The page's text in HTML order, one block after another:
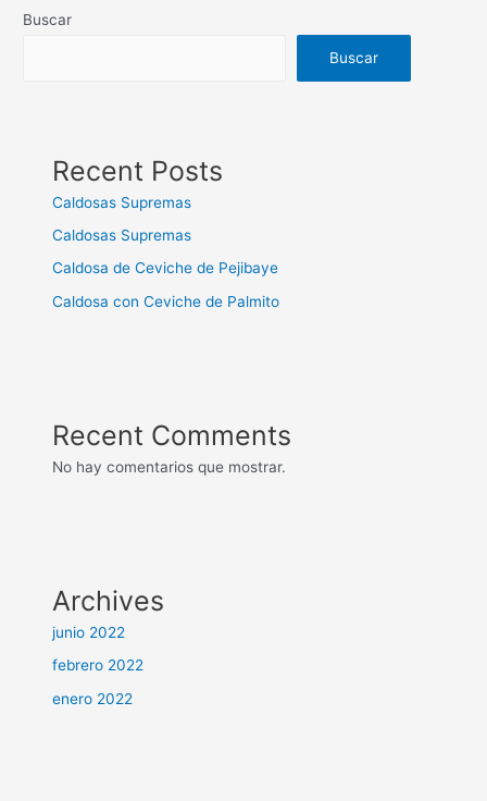
Buscar
Buscar
Recent Posts
Caldosas Supremas
Caldosas Supremas
Caldosa de Ceviche de Pejibaye
Caldosa con Ceviche de Palmito
Recent Comments
No hay comentarios que mostrar.
Archives
junio 2022
febrero 2022
enero 2022